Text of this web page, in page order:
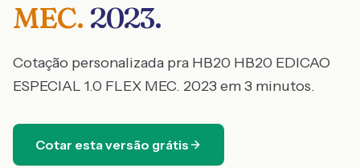
MEC. 2023.
Cotação personalizada pra HB20 HB20 EDICAO
ESPECIAL 1.0 FLEX MEC. 2023 em 3 minutos.
Cotar esta versão grátis